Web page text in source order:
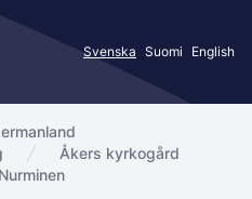
Svenska Suomi English
Åkers kyrkogård